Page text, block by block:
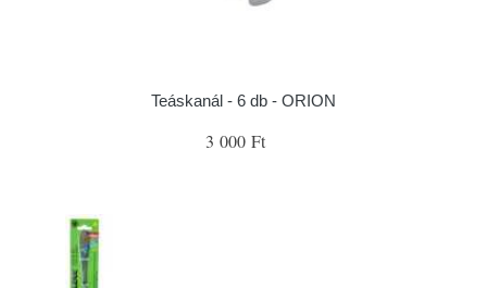
Teáskanál - 6 db - ORION
3 000 Ft